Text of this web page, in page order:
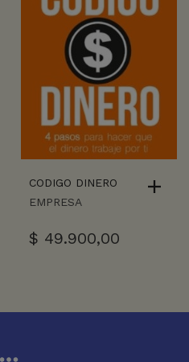
CODIGO DINERO
EMPRESA
$ 49.900,00